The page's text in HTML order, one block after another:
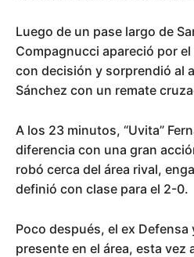
Luego de un pase largo de
Compagnucci apareció por
con decisión y sorprendió al
Sánchez con un remate
A los 23 minutos, “Uvita”
diferencia con una gran
robó cerca del área rival,
definió con clase para el 2-0.
Poco después, el ex
presente en el área, esta vez